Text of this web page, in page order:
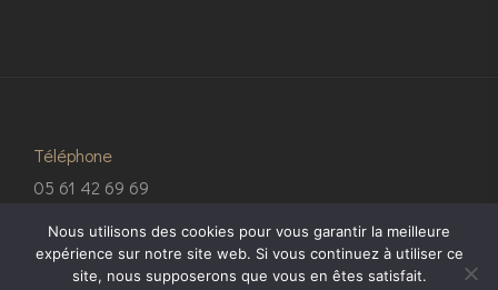
Téléphone
05 61 42 69 69
Email
contact@2ima.com
Nous utilisons des cookies pour vous garantir la meilleure
expérience sur notre site web. Si vous continuez à utiliser ce
site, nous supposerons que vous en êtes satisfait.